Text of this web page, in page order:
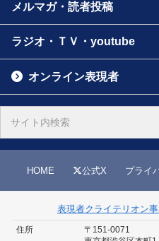
メルマガ・読者投稿
ラジオ・ＴＶ・youtube
オンライン表現者
HOME 公式X プライ
表現者クライテリオン
住所
〒151-0071